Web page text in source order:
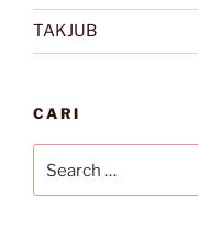
TAKJUB
CARI
for: